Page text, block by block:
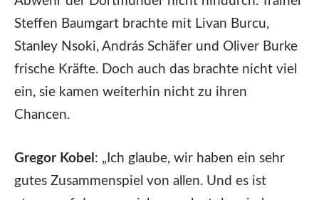
Steffen Baumgart brachte mit Livan Burcu,
Stanley Nsoki, András Schäfer und Oliver Burke
frische Kräfte. Doch auch das brachte nicht viel
ein, sie kamen weiterhin nicht zu ihren
Chancen.
Gregor Kobel : „Ich glaube, wir haben ein sehr
gutes Zusammenspiel von allen. Und es ist